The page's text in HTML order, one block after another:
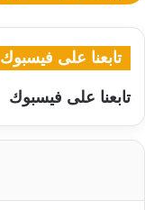
تابعنا على فيسبوك
تابعنا على فيسبوك